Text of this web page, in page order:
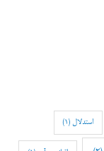
استدلال (1)